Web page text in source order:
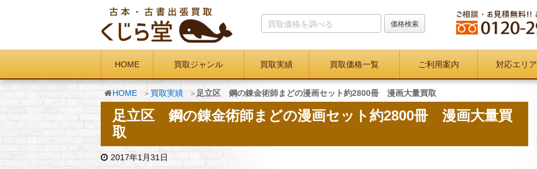
HOME 買取ジャンル 買取実績 買取価格一覧 ご利用案内 対応エリア
HOME 買取実績 足立区 鋼の錬金術師まどの漫画セット約2800冊 漫画大量買取
足立区 鋼の錬金術師まどの漫画セット約2800冊 漫画大量買
取
2017年1月31日